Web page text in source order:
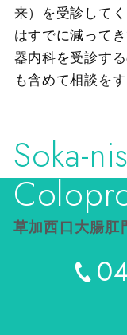
来）を受診して
はすでに減って
器内科を受診す
も含めて相談を
Soka-
草加西口大腸肛